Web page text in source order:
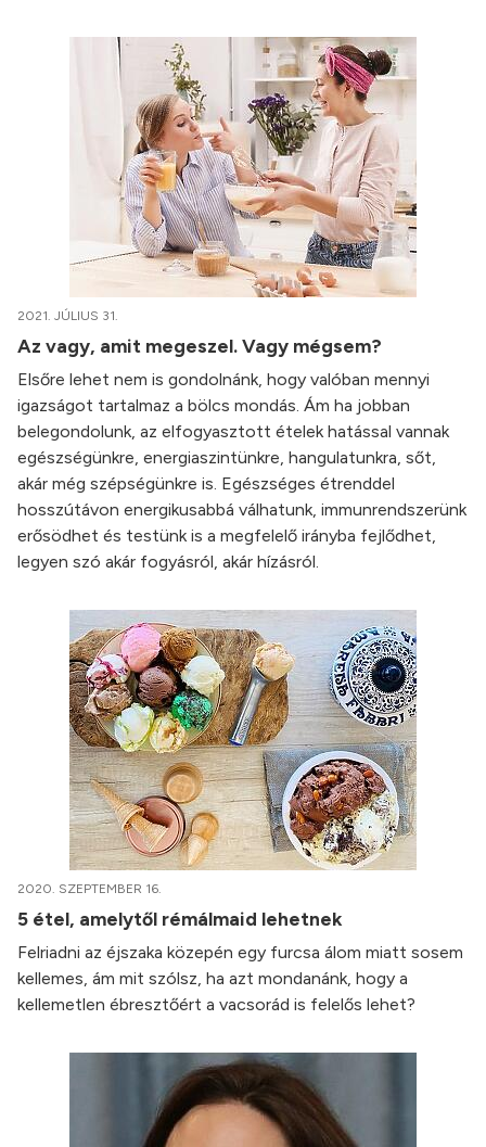
2021. JÚLIUS 31.
Az vagy, amit megeszel. Vagy mégsem?
Elsőre lehet nem is gondolnánk, hogy valóban mennyi
igazságot tartalmaz a bölcs mondás. Ám ha jobban
belegondolunk, az elfogyasztott ételek hatással vannak
egészségünkre, energiaszintünkre, hangulatunkra, sőt,
akár még szépségünkre is. Egészséges étrenddel
hosszútávon energikusabbá válhatunk, immunrendszerünk
erősödhet és testünk is a megfelelő irányba fejlődhet,
legyen szó akár fogyásról, akár hízásról.
2020. SZEPTEMBER 16.
5 étel, amelytől rémálmaid lehetnek
Felriadni az éjszaka közepén egy furcsa álom miatt sosem
kellemes, ám mit szólsz, ha azt mondanánk, hogy a
kellemetlen ébresztőért a vacsorád is felelős lehet?